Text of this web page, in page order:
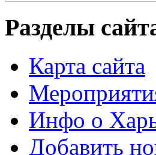
Разделы
Карта сайта
Инфо о
Добавить